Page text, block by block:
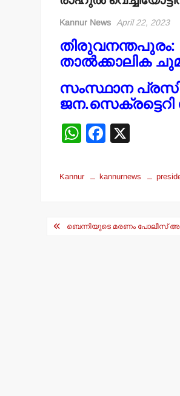
Kannur News April 22, 2023
താല്‍ക്കാലിക
സംസ്ഥാന
W
at
p
F
c
o
Kannur kannurnews
Postബെന്നിയുടെ മരണം പോലീസ്